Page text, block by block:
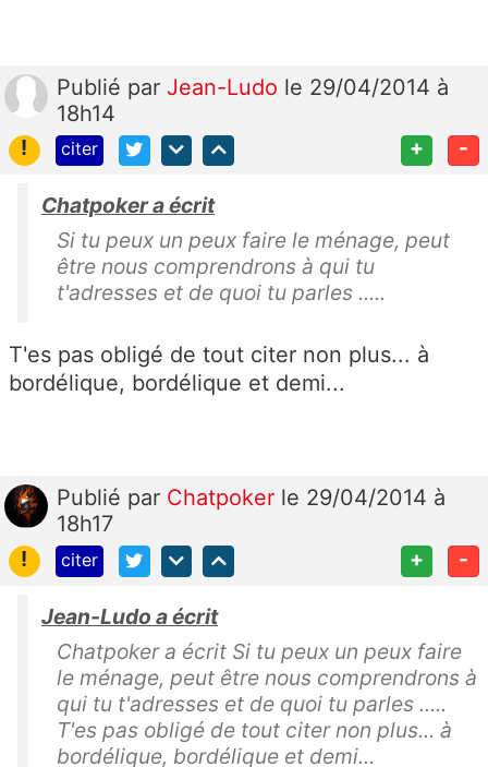
Publié par Jean-Ludo le 29/04/2014 à
18h14
!
citer + -
Chatpoker a écrit
Si tu peux un peux faire le ménage, peut
être nous comprendrons à qui tu
t'adresses et de quoi tu parles .....
T'es pas obligé de tout citer non plus... à
bordélique, bordélique et demi...
Publié par Chatpoker le 29/04/2014 à
18h17
!
citer + -
Jean-Ludo a écrit
Chatpoker a écrit Si tu peux un peux faire
le ménage, peut être nous comprendrons à
qui tu t'adresses et de quoi tu parles .....
T'es pas obligé de tout citer non plus... à
bordélique, bordélique et demi...